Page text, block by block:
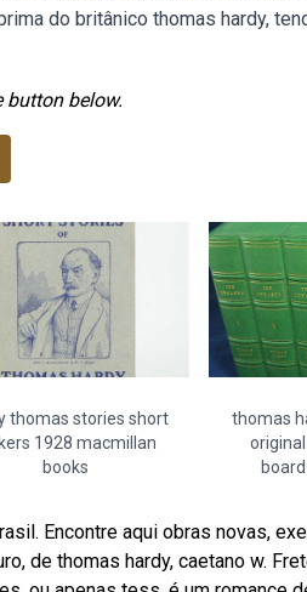
do britânico thomas hardy,
button below.
thomas stories short
1928 macmillan
books
thomas
Encontre aqui obras novas,
de thomas hardy, caetano w.